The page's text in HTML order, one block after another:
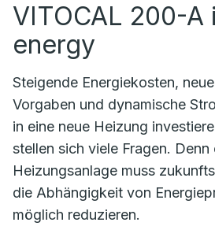
VITOCAL 200-A
energy
Steigende Energiekosten,
Vorgaben und dynamische
in eine neue Heizung
stellen sich viele Fragen. Denn
Heizungsanlage muss
die Abhängigkeit von
möglich reduzieren.